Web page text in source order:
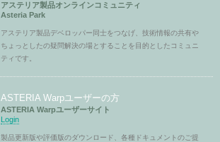
アステリア製品オンラインコミュニティ
Asteria Park
アステリア製品デベロッパー同士をつなげ、技術情報の共有や
ちょっとしたの疑問解決の場とすることを目的としたコミュニ
ティです。
ASTERIA Warpユーザーの方
ASTERIA Warpユーザーサイト
Login
製品更新版や評価版のダウンロード、各種ドキュメントのご提